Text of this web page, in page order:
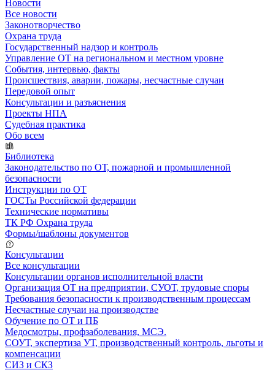
Новости
Все новости
Законотворчество
Охрана труда
Государственный надзор и контроль
Управление ОТ на региональном и местном уровне
События, интервью, факты
Происшествия, аварии, пожары, несчастные случаи
Передовой опыт
Консультации и разъяснения
Проекты НПА
Судебная практика
Обо всем
Библиотека
Законодательство по ОТ, пожарной и промышленной
безопасности
Инструкции по ОТ
ГОСТы Российской федерации
Технические нормативы
ТК РФ Охрана труда
Формы/шаблоны документов
Консультации
Все консультации
Консультации органов исполнительной власти
Организация ОТ на предприятии, СУОТ, трудовые споры
Требования безопасности к производственным процессам
Несчастные случаи на производстве
Обучение по ОТ и ПБ
Медосмотры, профзаболевания, МСЭ.
СОУТ, экспертиза УТ, производственный контроль, льготы и
компенсации
СИЗ и СКЗ